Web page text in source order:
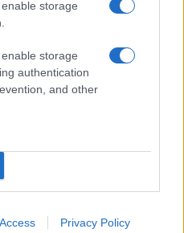
storage
storage
authentication
and other
Privacy Policy